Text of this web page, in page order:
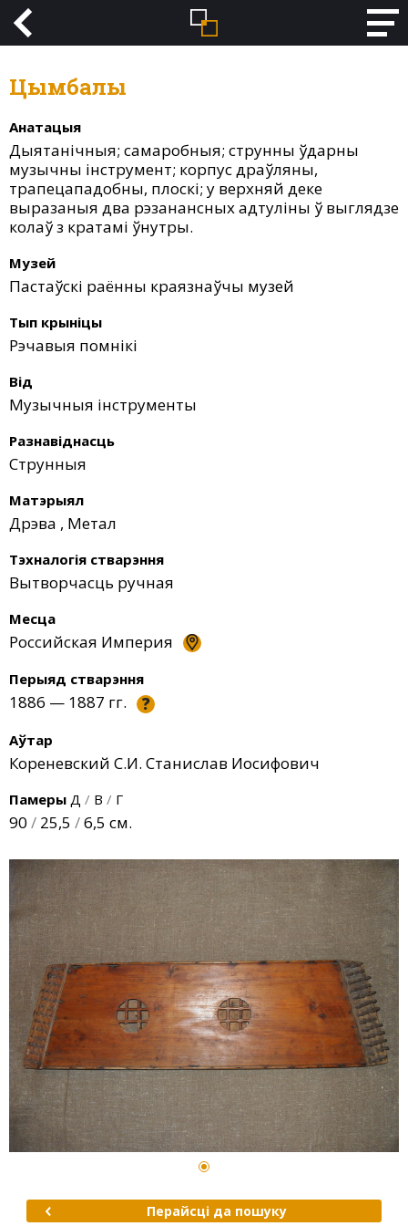
Цымбалы
Анатацыя
Дыятанічныя; самаробныя; струнны ўдарны
музычны інструмент; корпус драўляны,
трапецападобны, плоскі; у верхняй деке
выразаныя два рэзанансных адтуліны ў выглядзе
колаў з кратамі ўнутры.
Музей
Пастаўскі раённы краязнаўчы музей
Тып крыніцы
Рэчавыя помнікі
Від
Музычныя інструменты
Разнавіднасць
Струнныя
Матэрыял
Дрэва , Метал
Тэхналогія стварэння
Вытворчасць ручная
Месца
Российская Империя
Перыяд стварэння
1886 — 1887 гг. ?
Аўтар
Кореневский С.И. Станислав Иосифович
Памеры Д / В / Г
90 / 25,5 /6,5 см.
Перайсці да пошуку